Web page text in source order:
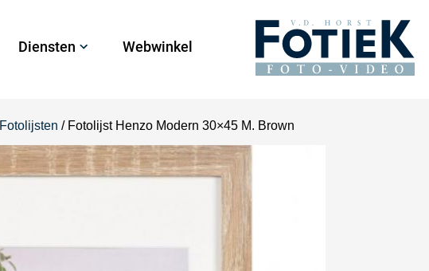
Diensten Webwinkel
Fotolijsten / Fotolijst Henzo Modern 30×45 M. Brown